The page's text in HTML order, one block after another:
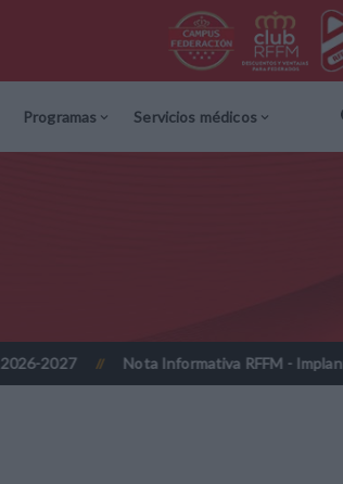
Programas Servicios médicos
// Nota Informativa RFFM - Implantación de